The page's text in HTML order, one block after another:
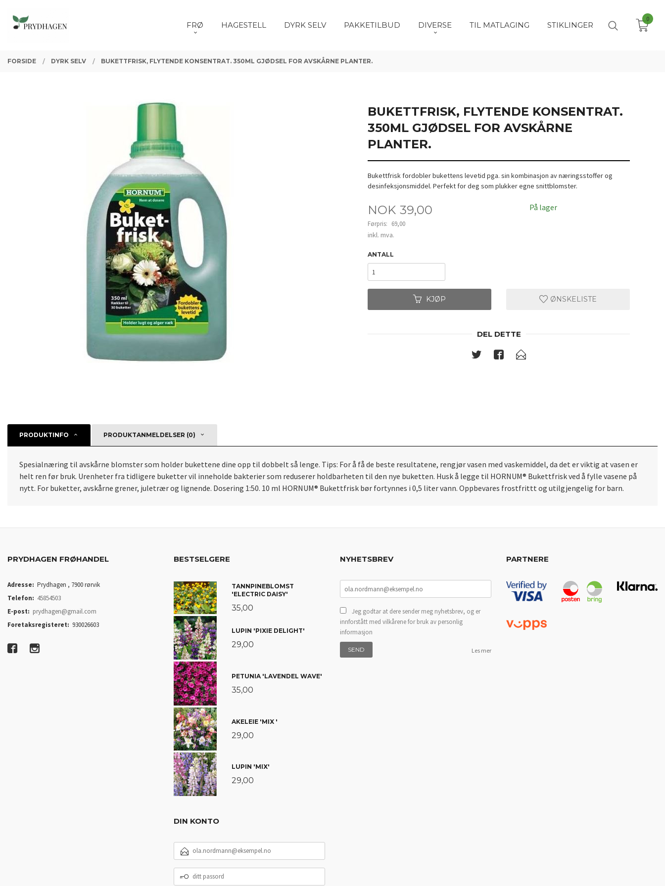
innholdet
PRODUKTER
FRØ HAGESTELL DYRK SELV PAKKETILBUD DIVERSE TIL MATLAGING STIKLINGER
0
FORSIDE DYRK SELV BUKETTFRISK, FLYTENDE KONSENTRAT. 350ML GJØDSEL FOR AVSKÅRNE PLANTER.
BUKETTFRISK, FLYTENDE KONSENTRAT.
350ML GJØDSEL FOR AVSKÅRNE
PLANTER.
Bukettfrisk fordobler bukettens levetid pga. sin kombinasjon av næringsstoffer og
desinfeksjonsmiddel. Perfekt for deg som plukker egne snittblomster.
Tilbud
NOK 39,00
Førpris: 69,00
Rabatt
inkl. mva.
På lager
ANTALL
KJØP ØNSKELISTE
DEL DETTE
PRODUKTINFO PRODUKTANMELDELSER (0)
Spesialnæring til avskårne blomster som holder bukettene dine opp til dobbelt så lenge. Tips: For å få de beste resultatene, rengjør vasen med vaskemiddel, da det er viktig at vasen er
helt ren før bruk. Urenheter fra tidligere buketter vil inneholde bakterier som reduserer holdbarheten til den nye buketten. Husk å legge til HORNUM® Bukettfrisk ved å fylle vasene på
nytt. For buketter, avskårne grener, juletrær og lignende. Dosering 1:50. 10 ml HORNUM® Bukettfrisk bør fortynnes i 0,5 liter vann. Oppbevares frostfrittt og utilgjengelig for barn.
PRYDHAGEN FRØHANDEL
Adresse: Prydhagen , 7900 rørvik
Telefon: 45854503
E-post: prydhagen@gmail.com
Foretaksregisteret: 930026603
BESTSELGERE
TANNPINEBLOMST
'ELECTRIC DAISY'
35,00
LUPIN 'PIXIE DELIGHT'
29,00
PETUNIA 'LAVENDEL WAVE'
35,00
AKELEIE 'MIX '
29,00
LUPIN 'MIX'
29,00
DIN KONTO
E-
POSTADRESSE
DITT
PASSORD
NYHETSBREV
Jeg godtar at dere sender meg nyhetsbrev, og er
innforstått med vilkårene for bruk av personlig
informasjon
Les mer
PARTNERE